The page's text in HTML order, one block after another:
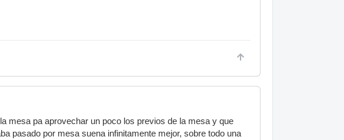
mesa pa aprovechar un poco los previos de la mesa y que
pasado por mesa suena infinitamente mejor, sobre todo una